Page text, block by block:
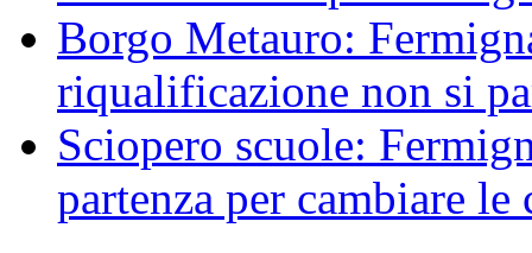
Borgo Metauro:
riqualificazione non si
Sciopero scuole:
partenza per cambiare le